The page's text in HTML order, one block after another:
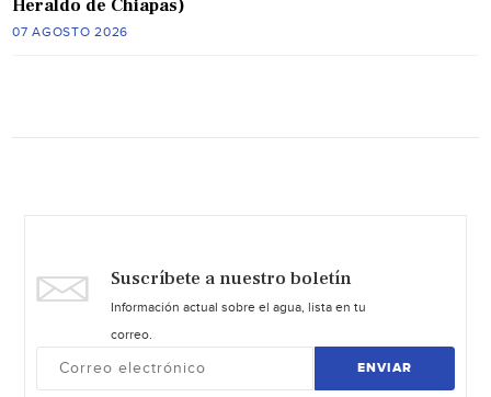
Heraldo de Chiapas)
07 AGOSTO 2026
Suscríbete a nuestro boletín
Información actual sobre el agua, lista en tu
correo.
ENVIAR